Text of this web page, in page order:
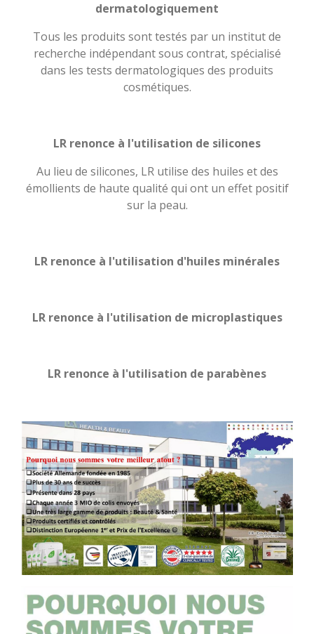
dermatologiquement
Tous les produits sont testés par un institut de
recherche indépendant sous contrat, spécialisé
dans les tests dermatologiques des produits
cosmétiques.
LR renonce à l'utilisation de silicones
Au lieu de silicones, LR utilise des huiles et des
émollients de haute qualité qui ont un effet positif
sur la peau.
LR renonce à l'utilisation d'huiles minérales
LR renonce à l'utilisation de microplastiques
LR renonce à l'utilisation de parabènes